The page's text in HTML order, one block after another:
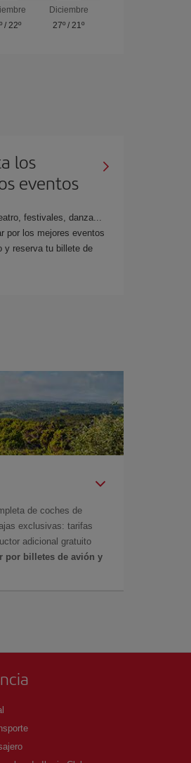
/ 22º
Diciembre
27º / 21º
los
eventos
festivales, danza...
por los mejores eventos
y reserva tu billete de
de coches de
exclusivas: tarifas
adicional gratuito
por billetes de avión y